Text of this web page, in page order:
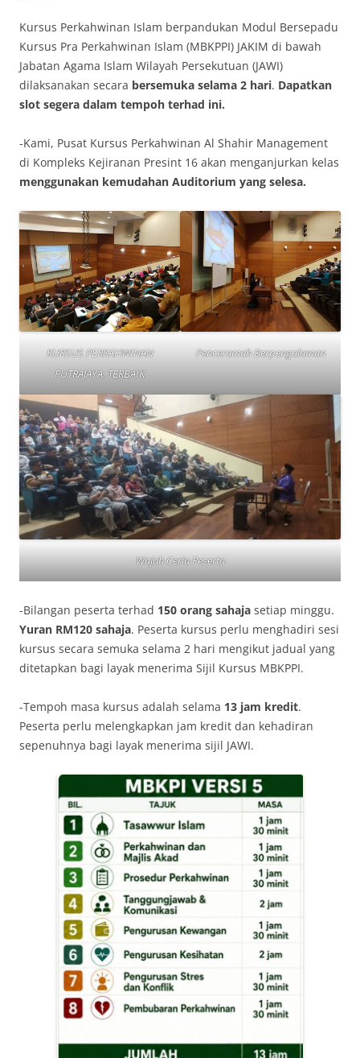
Kursus Perkahwinan Islam berpandukan Modul Bersepadu
Kursus Pra Perkahwinan Islam (MBKPPI) JAKIM di bawah
Jabatan Agama Islam Wilayah Persekutuan (JAWI)
dilaksanakan secara bersemuka selama 2 hari. Dapatkan
slot segera dalam tempoh terhad ini.
-Kami, Pusat Kursus Perkahwinan Al Shahir Management
di Kompleks Kejiranan Presint 16 akan menganjurkan kelas
menggunakan kemudahan Auditorium yang selesa.
KURSUS PERKAHWINAN
PUTRAJAYA. TERBAIK
Penceramah Berpengalaman
Wajah Ceria Peserta
-Bilangan peserta terhad 150 orang sahaja setiap minggu.
Yuran RM120 sahaja. Peserta kursus perlu menghadiri sesi
kursus secara semuka selama 2 hari mengikut jadual yang
ditetapkan bagi layak menerima Sijil Kursus MBKPPI.
-Tempoh masa kursus adalah selama 13 jam kredit.
Peserta perlu melengkapkan jam kredit dan kehadiran
sepenuhnya bagi layak menerima sijil JAWI.